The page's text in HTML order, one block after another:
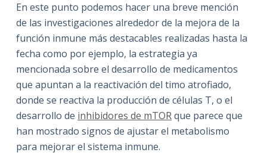
En este punto podemos hacer una breve mención
de las investigaciones alrededor de la mejora de la
función inmune más destacables realizadas hasta la
fecha como por ejemplo, la estrategia ya
mencionada sobre el desarrollo de medicamentos
que apuntan a la reactivación del timo atrofiado,
donde se reactiva la producción de células T, o el
desarrollo de inhibidores de mTORque parece que
han mostrado signos de ajustar el metabolismo
para mejorar el sistema inmune.